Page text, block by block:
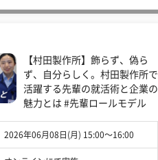
【村田製作所】飾らず、偽ら
ず、自分らしく。村田製作所で
活躍する先輩の就活術と企業の
魅力とは #先輩ロールモデル
2026年06月08日(月) 15:00〜16:00